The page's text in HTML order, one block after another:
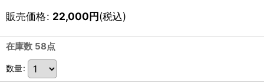
販売価格: 22,000円(税込)
在庫数 58点
数量: